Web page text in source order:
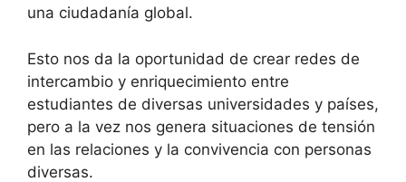
una ciudadanía global.
Esto nos da la oportunidad de crear redes de
intercambio y enriquecimiento entre
estudiantes de diversas universidades y países,
pero a la vez nos genera situaciones de tensión
en las relaciones y la convivencia con personas
diversas.